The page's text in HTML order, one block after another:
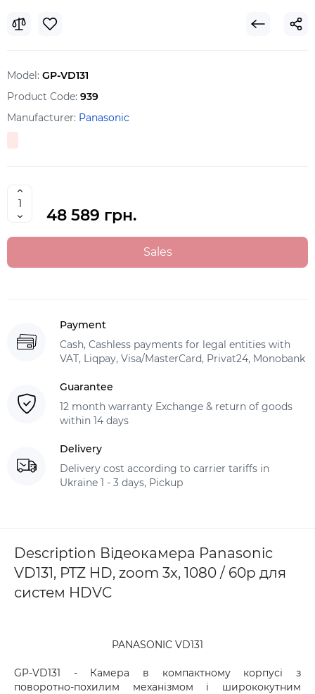
Model: GP-VD131
Product Code: 939
Manufacturer: Panasonic
48 589 грн.
Sales
Payment
Cash, Cashless payments for legal entities with
VAT, Liqpay, Visa/MasterCard, Privat24, Monobank
Guarantee
12 month warranty Exchange & return of goods
within 14 days
Delivery
Delivery cost according to carrier tariffs in
Ukraine 1 - 3 days, Pickup
Description Відеокамера Panasonic
VD131, PTZ HD, zoom 3x, 1080 / 60p для
систем HDVC
PANASONIC VD131
GP-VD131 - Камера в компактному корпусі з
поворотно-похилим механізмом і ширококутним